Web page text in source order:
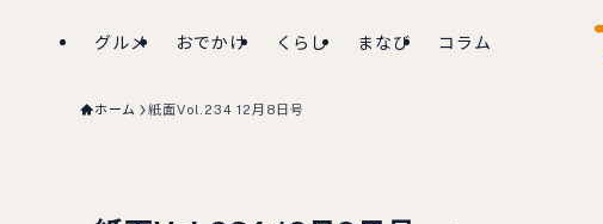
グルメ おでかけ くらし まなび コラム
ホーム 紙面Vol.234 12月8日号